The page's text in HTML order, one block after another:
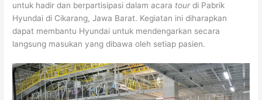
untuk hadir dan berpartisipasi dalam acara tourdi Pabrik
Hyundai di Cikarang, Jawa Barat. Kegiatan ini diharapkan
dapat membantu Hyundai untuk mendengarkan secara
langsung masukan yang dibawa oleh setiap pasien.